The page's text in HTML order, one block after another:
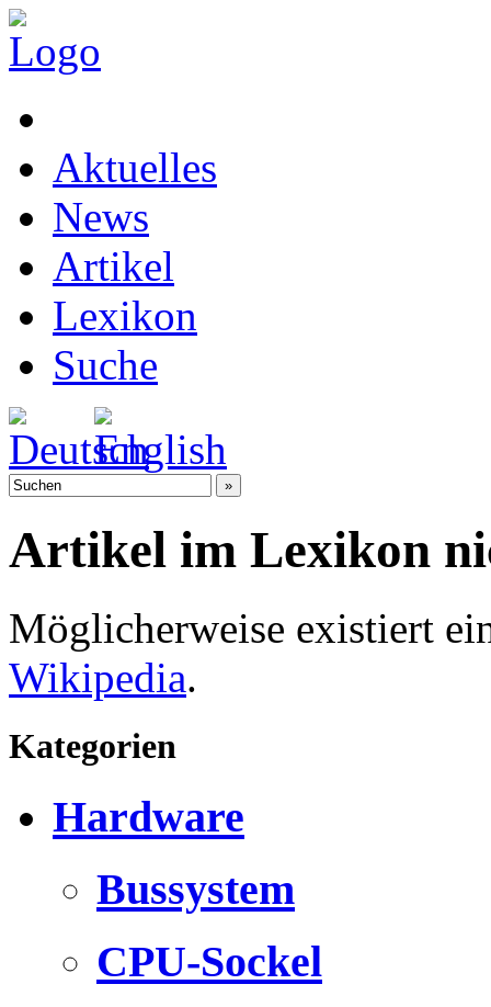
Aktuelles
News
Artikel
Lexikon
Suche
Artikel im Lexikon
Möglicherweise existiert
Wikipedia.
Kategorien
Hardware
Bussystem
CPU-Sockel